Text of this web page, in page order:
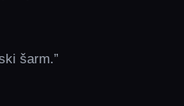
šarm.”